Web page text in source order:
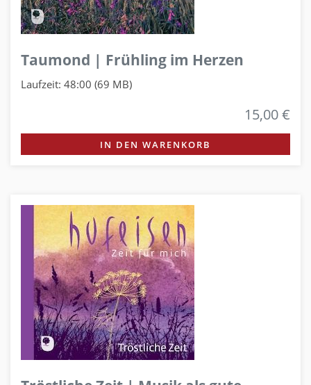
Taumond | Frühling im Herzen
Laufzeit: 48:00 (69 MB)
15,00 €
IN DEN WARENKORB